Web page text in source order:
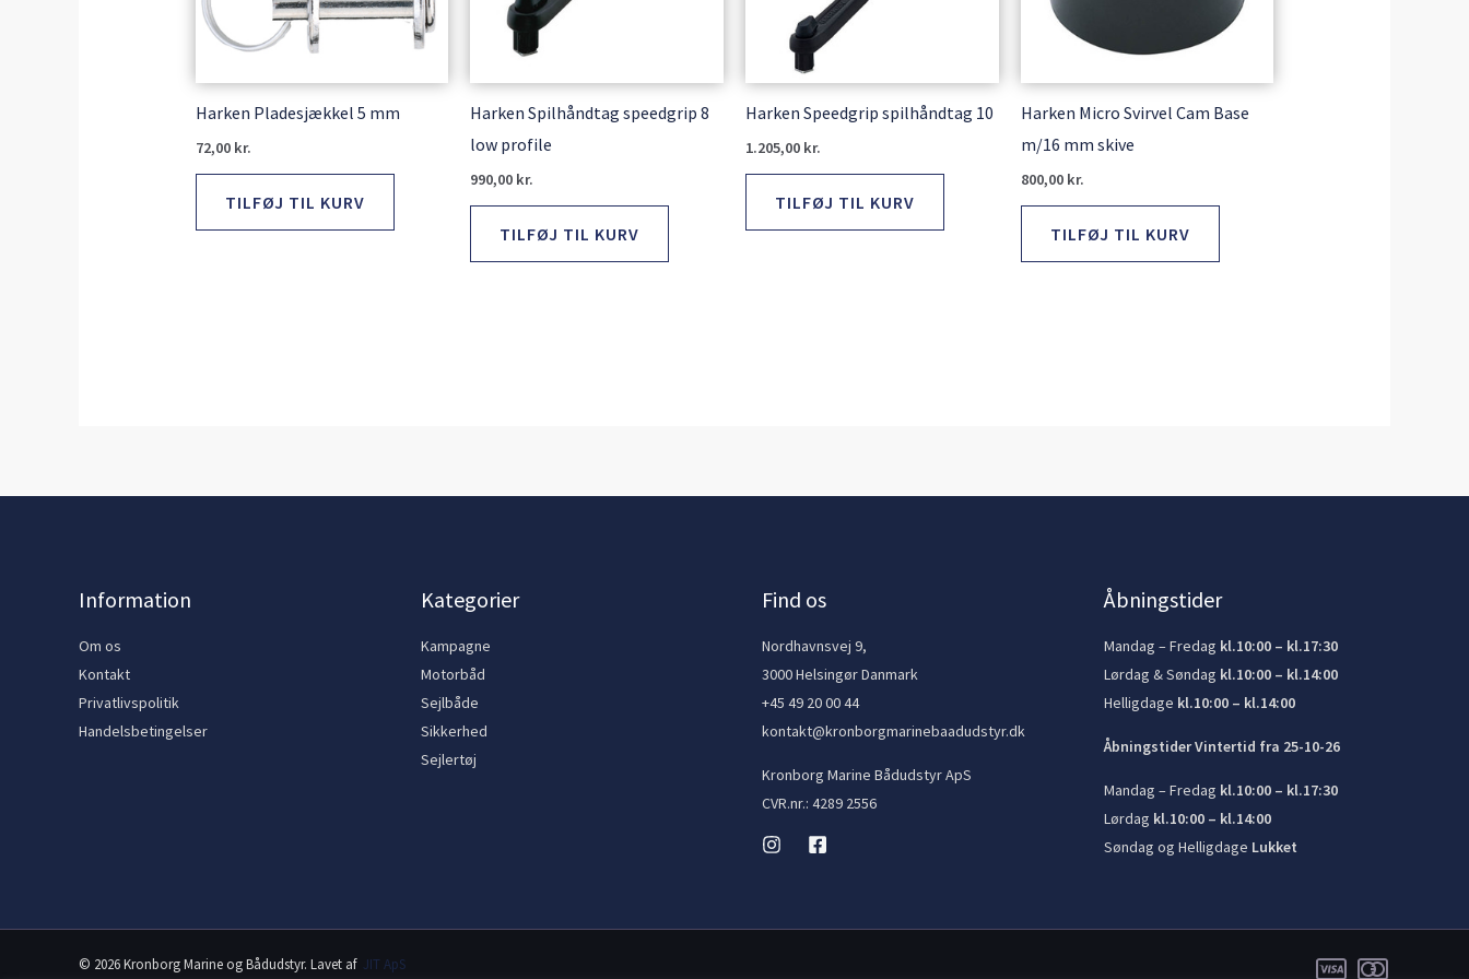
Harken Pladesjækkel 5 mm
72,00 kr.
TILFØJ TIL KURV
Harken Spilhåndtag speedgrip 8
low profile
990,00 kr.
TILFØJ TIL KURV
Harken Speedgrip spilhåndtag 10
1.205,00 kr.
TILFØJ TIL KURV
Harken Micro Svirvel Cam Base
m/16 mm skive
800,00 kr.
TILFØJ TIL KURV
Information
Om os
Kontakt
Privatlivspolitik
Handelsbetingelser
Kategorier
Kampagne
Motorbåd
Sejlbåde
Sikkerhed
Sejlertøj
Find os
Nordhavnsvej 9,
3000 Helsingør Danmark
+45 49 20 00 44
kontakt@kronborgmarinebaadudstyr.dk
Kronborg Marine Bådudstyr ApS
CVR.nr.: 4289 2556
Åbningstider
Mandag – Fredag kl.10:00 – kl.17:30
Lørdag & Søndag kl.10:00 – kl.14:00
Helligdage kl.10:00 – kl.14:00
Åbningstider Vintertid fra 25-10-26
Mandag – Fredag kl.10:00 – kl.17:30
Lørdag kl.10:00 – kl.14:00
Søndag og Helligdage Lukket
© 2026 Kronborg Marine og Bådudstyr. Lavet af JIT ApS